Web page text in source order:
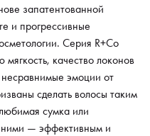
запатентованной
и прогрессивные
Серия R+Co
мягкость, качество локонов
эмоции от
сделать волосы таким
сумка или
— эффективным и